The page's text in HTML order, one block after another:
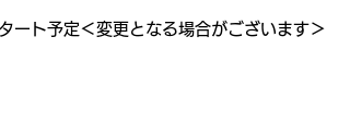
ト予定＜変更となる場合がございます＞